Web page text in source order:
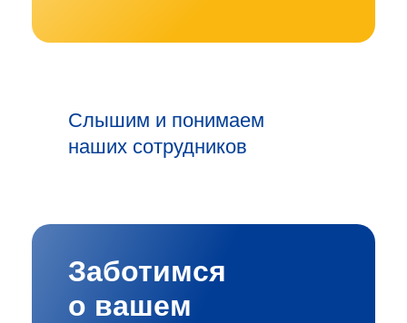
Слышим и понимаем
наших сотрудников
Заботимся
о вашем